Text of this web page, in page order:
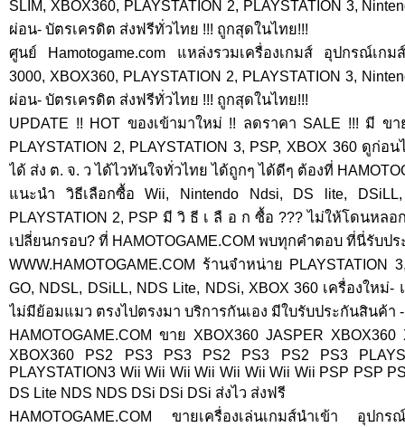
SLIM, XBOX360, PLAYSTATION 2, PLAYSTATION 3,
ผ่อน- บัตรเครดิต ส่งฟรีทั่วไทย !!! ถูกสุดในไทย!!!
ศูนย์ Hamotogame.com แหล่งรวมเครื่องเกมส์ อุปกรณ์เก
3000, XBOX360, PLAYSTATION 2, PLAYSTATION 3,
ผ่อน- บัตรเครดิต ส่งฟรีทั่วไทย !!! ถูกสุดในไทย!!!
UPDATE !! HOT ของเข้ามาใหม่ !! ลดราคา SALE !!! มี ข
PLAYSTATION 2, PLAYSTATION 3, PSP, XBOX 360 ดูก่
ได้ ส่ง ต. จ. ว ได้ไวทันใจทั่วไทย ได้ถูกๆ ได้ดีๆ ต้องที่
แนะนำ วิธีเลือกซื้อ Wii, Nintendo Ndsi, DS lite, DSiLL,
PLAYSTATION 2, PSP มี วิ ธี เ ลื อ ก ซื้อ ??? ไม่ให้โดนหล
เปลี่ยนกรอบ? ที่ HAMOTOGAME.COM พบทุกคำตอบ ที่นี่รับ
WWW.HAMOTOGAME.COM ร้านจำหน่าย PLAYSTATION
GO, NDSL, DSiLL, NDS Lite, NDSi, XBOX 360 เครื่องให
ไม่มีย้อมแมว ตรงไปตรงมา บริการกันเอง มีใบรับประกันสินค้า
HAMOTOGAME.COM ขาย XBOX360 JASPER
XBOX360 PS2 PS3 PS3 PS2 PS3 PS2 PS3
PLAYSTATION3 Wii Wii Wii Wii Wii Wii Wii Wii PSP PSP
DS Lite NDS NDS DSi DSi DSi ส่งไว ส่งฟรี
HAMOTOGAME.COM ขายเครื่องเล่นเกมส์นำเข้า อุปก